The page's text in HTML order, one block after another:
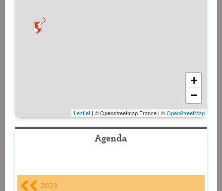
+
−
Leaflet | © Openstreetmap France | ©OpenStreetMap
Agenda
2023